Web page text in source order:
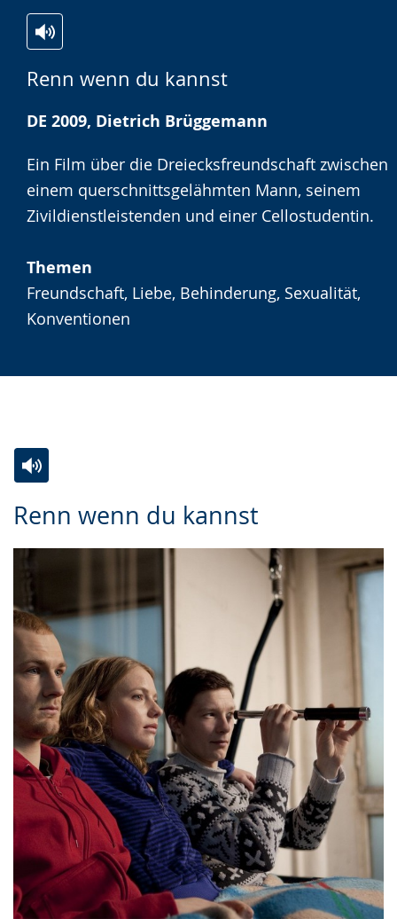
Renn wenn du kannst
Leichten
Sprache
Audio-
Unterstützung.
Video
in
Gebärdensprache
wird
angezeigt.
DE 2009, Dietrich Brüggemann
Ein Film über die Dreiecksfreundschaft zwischen
einem querschnittsgelähmten Mann, seinem
Zivildienstleistenden und einer Cellostudentin.
Themen
Freundschaft, Liebe, Behinderung, Sexualität,
Konventionen
Renn wenn du kannst
Leichten
Sprache
wechseln.
Audio-
Unterstützung.
Video
in
Deutscher
Gebärdensprache
wird
angezeigt.